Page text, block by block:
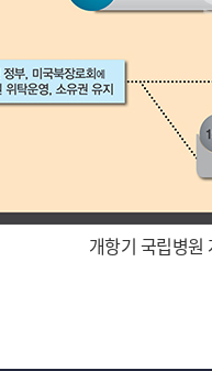
개항기 국립병원